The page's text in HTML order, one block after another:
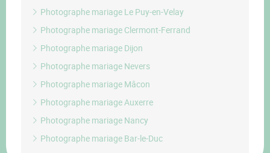
Photographe mariage Le Puy-en-Velay
Photographe mariage Clermont-Ferrand
Photographe mariage Dijon
Photographe mariage Nevers
Photographe mariage Mâcon
Photographe mariage Auxerre
Photographe mariage Nancy
Photographe mariage Bar-le-Duc